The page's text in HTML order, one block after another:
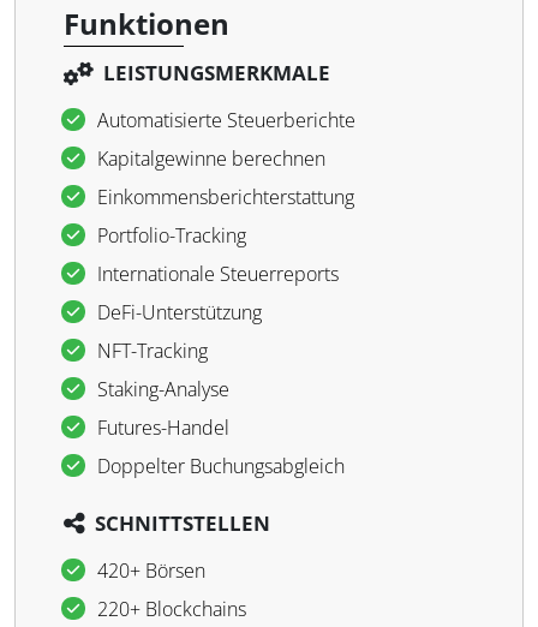
Funktionen
LEISTUNGSMERKMALE
Automatisierte Steuerberichte
Kapitalgewinne berechnen
Einkommensberichterstattung
Portfolio-Tracking
Internationale Steuerreports
DeFi-Unterstützung
NFT-Tracking
Staking-Analyse
Futures-Handel
Doppelter Buchungsabgleich
SCHNITTSTELLEN
420+ Börsen
220+ Blockchains